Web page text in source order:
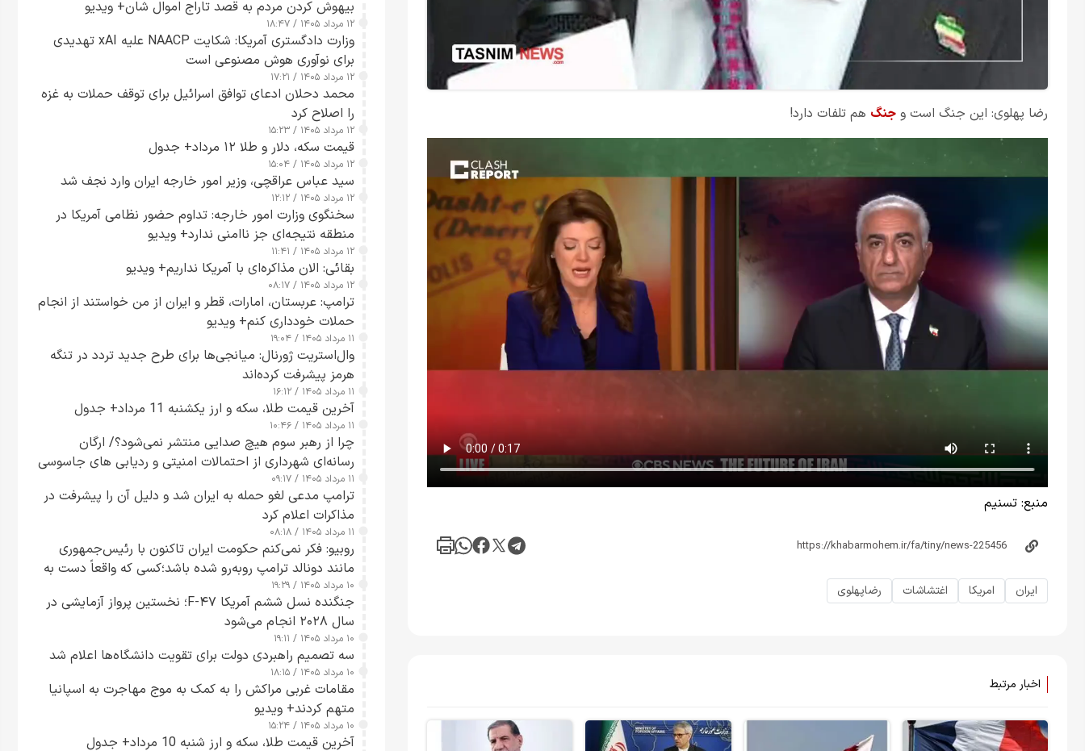
رضا پهلوی: این جنگ است و جنگ هم تلفات دارد!
منبع: تسنیم
ایران امریکا اغتشاشات رضاپهلوی
اخبار مرتبط
بیهوش کردن مردم به قصد تاراج اموال شان+ ویدیو
۱۲ مرداد ۱۴۰۵ / ۱۸:۴۷
وزارت دادگستری آمریکا: شکایت NAACP علیه xAI تهدیدی
برای نوآوری هوش مصنوعی است
۱۲ مرداد ۱۴۰۵ / ۱۷:۲۱
محمد دحلان ادعای توافق اسرائیل برای توقف حملات به غزه
را اصلاح کرد
۱۲ مرداد ۱۴۰۵ / ۱۵:۲۳
قیمت سکه، دلار و طلا ۱۲ مرداد+ جدول
۱۲ مرداد ۱۴۰۵ / ۱۵:۰۴
سید عباس عراقچی، وزیر امور خارجه ایران وارد نجف شد
۱۲ مرداد ۱۴۰۵ / ۱۲:۱۲
سخنگوی وزارت امور خارجه: تداوم حضور نظامی آمریکا در
منطقه نتیجه‌ای جز ناامنی ندارد+ ویدیو
۱۲ مرداد ۱۴۰۵ / ۱۱:۴۱
بقائی: الان مذاکره‌ای با آمریکا نداریم+ ویدیو
۱۲ مرداد ۱۴۰۵ / ۰۸:۱۷
ترامپ: عربستان، امارات، قطر و ایران از من خواستند از انجام
حملات خودداری کنم+ ویدیو
۱۱ مرداد ۱۴۰۵ / ۱۹:۰۴
وال‌استریت ژورنال: میانجی‌ها برای طرح جدید تردد در تنگه
هرمز پیشرفت کرده‌اند
۱۱ مرداد ۱۴۰۵ / ۱۶:۱۲
آخرین قیمت طلا، سکه و ارز یکشنبه 11 مرداد+ جدول
۱۱ مرداد ۱۴۰۵ / ۱۰:۴۶
چرا از رهبر سوم هیچ صدایی منتشر نمی‌شود؟/ ارگان
رسانه‌ای شهرداری از احتمالات امنیتی و ردیابی های جاسوسی
گفت
۱۱ مرداد ۱۴۰۵ / ۰۹:۱۷
ترامپ مدعی لغو حمله به ایران شد و دلیل آن را پیشرفت در
مذاکرات اعلام کرد
۱۱ مرداد ۱۴۰۵ / ۰۸:۱۸
روبیو: فکر نمی‌کنم حکومت ایران تاکنون با رئیس‌جمهوری
مانند دونالد ترامپ روبه‌رو شده باشد؛کسی که واقعاً دست به
اقدام می‌زند
۱۰ مرداد ۱۴۰۵ / ۱۹:۲۹
جنگنده نسل ششم آمریکا F-۴۷؛ نخستین پرواز آزمایشی در
سال ۲۰۲۸ انجام می‌شود
۱۰ مرداد ۱۴۰۵ / ۱۹:۱۱
سه تصمیم راهبردی دولت برای تقویت دانشگاه‌ها اعلام شد
۱۰ مرداد ۱۴۰۵ / ۱۸:۱۵
مقامات غربی مراکش را به کمک به موج مهاجرت به اسپانیا
متهم کردند+ ویدیو
۱۰ مرداد ۱۴۰۵ / ۱۵:۲۴
آخرین قیمت طلا، سکه و ارز شنبه 10 مرداد+ جدول